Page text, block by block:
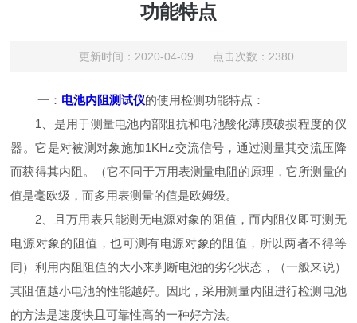
功能特点
更新时间：2020-04-09 点击次数：2380
一： 电池内阻测试仪的使用检测功能特点：
1、是用于测量电池内部阻抗和电池酸化薄膜破损程度的仪
器。它是对被测对象施加1KHz交流信号，通过测量其交流压降
而获得其内阻。（它不同于万用表测量电阻的原理，它所测量的
值是毫欧级，而多用表测量的值是欧姆级。
2、且万用表只能测无电源对象的阻值，而内阻仪即可测无
电源对象的阻值，也可测有电源对象的阻值，所以两者不得等
同）利用内阻阻值的大小来判断电池的劣化状态，（一般来说）
其阻值越小电池的性能越好。因此，采用测量内阻进行检测电池
的方法是速度快且可靠性高的一种好方法。